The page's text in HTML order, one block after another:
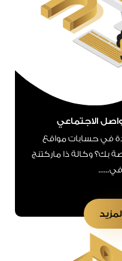
الاجتماعي
في حسابات مواقع
بك؟ وكالة ذا ماركتنج
في......